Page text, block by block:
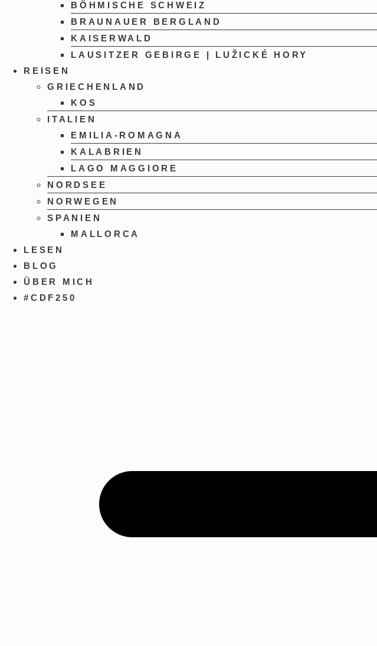
BÖHMISCHE SCHWEIZ
BRAUNAUER BERGLAND
KAISERWALD
LAUSITZER GEBIRGE | LUŽICKÉ HORY
REISEN
GRIECHENLAND
KOS
ITALIEN
EMILIA-ROMAGNA
KALABRIEN
LAGO MAGGIORE
NORDSEE
NORWEGEN
SPANIEN
MALLORCA
LESEN
BLOG
ÜBER MICH
#CDF250